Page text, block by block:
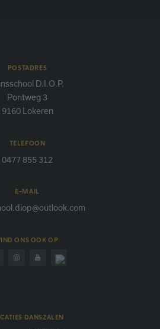
POSTADRES
D.I.O.P.
Pontweg 3
9160 Lokeren
TELEFOON
0477 855 312
E-MAIL
ONS OOK OP
DANSZALEN